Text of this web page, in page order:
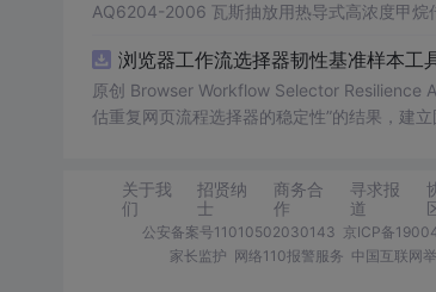
AQ6204-2006 瓦斯抽放用热导式高浓度甲烷
浏览器工作流选择器韧性基准样本工
原创 Browser Workflow Selector Resilience
估重复网页流程选择器的稳定性”的结果，建
第三方运行依赖。
关于我
们
招贤纳
士
商务合
作
寻求报
道
公安备案号11010502030143 京ICP备
家长监护 网络110报警服务 中国互联网